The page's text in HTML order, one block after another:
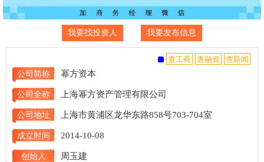
我要找投资人 我要发布信息
公司简称 幂方资本
公司全称 上海幂方资产管理有限公司
公司地址 上海市黄浦区龙华东路858号703-704室
成立时间 2014-10-08
创始人 周玉建